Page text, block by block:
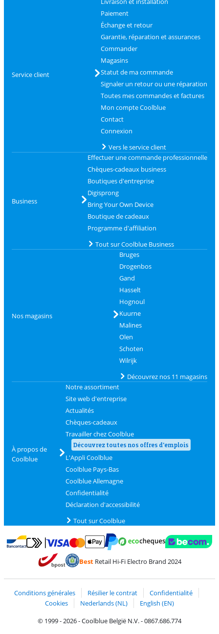
Service client
Paiement
Échange et retour
Garantie, réparation et assurances
Commander
Magasins
Statut de ma commande
Signaler un retour ou une réparation
Toutes mes commandes et factures
Mon compte Coolblue
Contact
Connexion
Vers le service client
Business
Effectuer une commande professionnelle
Chèques-cadeaux business
Boutiques d'entreprise
Digisprong
Bring Your Own Device
Boutique de cadeaux
Programme d'affiliation
Tout sur Coolblue Business
Nos magasins
Bruges
Drogenbos
Gand
Hasselt
Hognoul
Kuurne
Malines
Olen
Schoten
Wilrijk
Découvrez nos 11 magasins
À propos de
Coolblue
Notre assortiment
Site web d'entreprise
Actualités
Chèques-cadeaux
Travailler chez Coolblue
Découvrez toutes nos offres d'emplois
L'Appli Coolblue
Coolblue Pays-Bas
Coolblue Allemagne
Confidentialité
Déclaration d'accessibilité
Tout sur Coolblue
Payer avec Bancontact
Payer avec MasterCard et Visa via ClickToPay
Payer avec PayPal
BestRetail Hi-Fi Electro Brand 2024
Conditions générales Résilier le contrat
Confidentialité
Cookies
Nederlands (NL)
English (EN)
© 1999 - 2026 - Coolblue België N.V. - 0867.686.774